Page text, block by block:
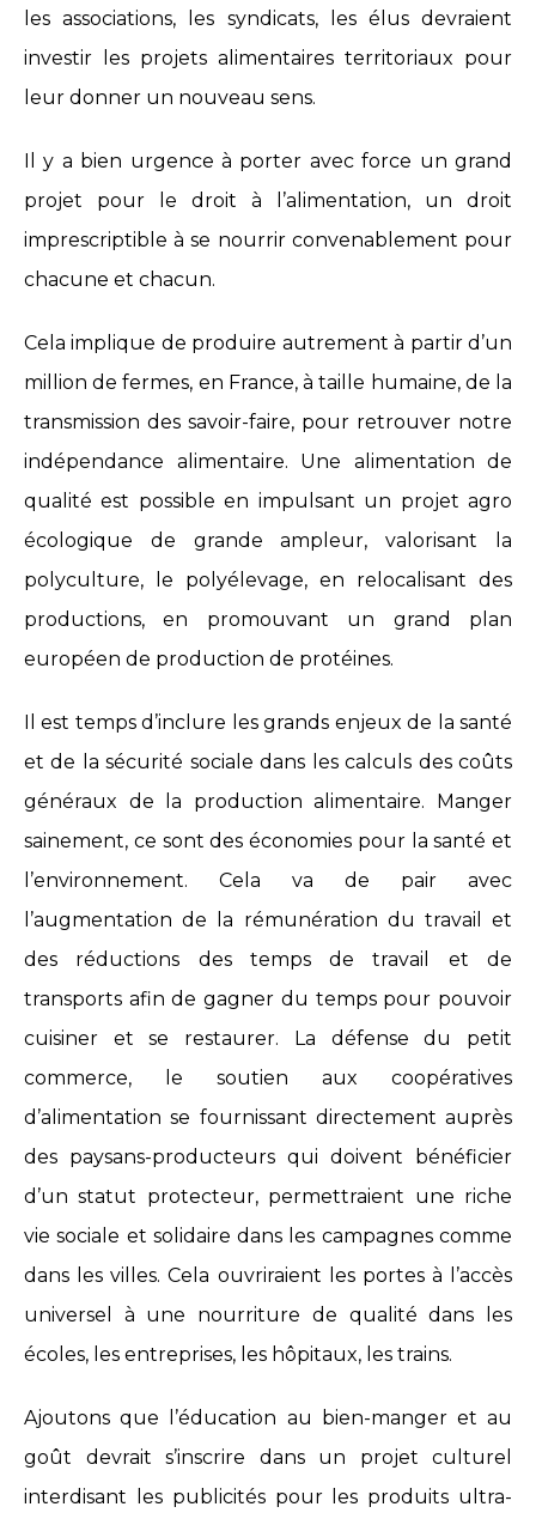
les associations, les syndicats, les élus devraient
investir les projets alimentaires territoriaux pour
leur donner un nouveau sens.
Il y a bien urgence à porter avec force un grand
projet pour le droit à l’alimentation, un droit
imprescriptible à se nourrir convenablement pour
chacune et chacun.
Cela implique de produire autrement à partir d’un
million de fermes, en France, à taille humaine, de la
transmission des savoir-faire, pour retrouver notre
indépendance alimentaire. Une alimentation de
qualité est possible en impulsant un projet agro
écologique de grande ampleur, valorisant la
polyculture, le polyélevage, en relocalisant des
productions, en promouvant un grand plan
européen de production de protéines.
Il est temps d’inclure les grands enjeux de la santé
et de la sécurité sociale dans les calculs des coûts
généraux de la production alimentaire. Manger
sainement, ce sont des économies pour la santé et
l’environnement. Cela va de pair avec
l’augmentation de la rémunération du travail et
des réductions des temps de travail et de
transports afin de gagner du temps pour pouvoir
cuisiner et se restaurer. La défense du petit
commerce, le soutien aux coopératives
d’alimentation se fournissant directement auprès
des paysans-producteurs qui doivent bénéficier
d’un statut protecteur, permettraient une riche
vie sociale et solidaire dans les campagnes comme
dans les villes. Cela ouvriraient les portes à l’accès
universel à une nourriture de qualité dans les
écoles, les entreprises, les hôpitaux, les trains.
Ajoutons que l’éducation au bien-manger et au
goût devrait s’inscrire dans un projet culturel
interdisant les publicités pour les produits ultra-